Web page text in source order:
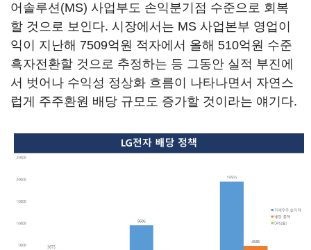
어솔루션(MS) 사업부도 손익분기점 수준으로 회복
할 것으로 보인다. 시장에서는 MS 사업본부 영업이
익이 지난해 7509억원 적자에서 올해 510억원 수준
흑자전환할 것으로 추정하는 등 그동안 실적 부진에
서 벗어나 수익성 정상화 흐름이 나타나면서 자연스
럽게 주주환원 배당 규모도 증가할 것이라는 얘기다.